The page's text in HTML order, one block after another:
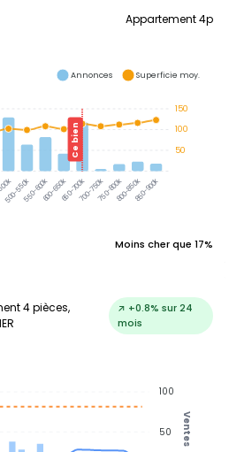
Appartement 4p
500-550k550-600k600-650k650-700k700-750k750-800k800-850k850-900k
Ce bien
150
100
50
Annonces Superficie moy.
Moins cher que 17%
4 pièces,
↗ +0.8% sur 24
mois
100
50 Ventes